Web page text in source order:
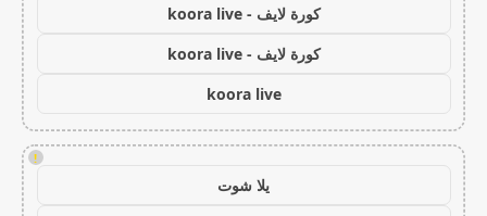
كورة لايف - koora live
كورة لايف - koora live
koora live
!
يلا شوت